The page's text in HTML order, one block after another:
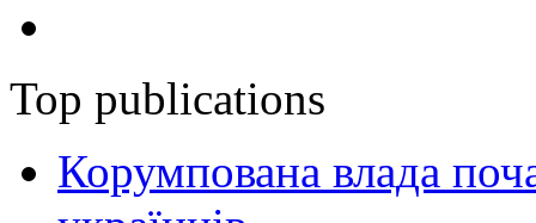
Top publications
Корумпована влада